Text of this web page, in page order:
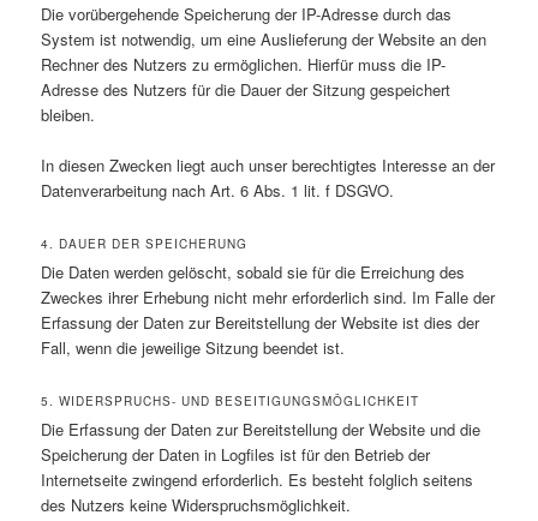
Die vorübergehende Speicherung der IP-Adresse durch das
System ist notwendig, um eine Auslieferung der Website an den
Rechner des Nutzers zu ermöglichen. Hierfür muss die IP-
Adresse des Nutzers für die Dauer der Sitzung gespeichert
bleiben.
In diesen Zwecken liegt auch unser berechtigtes Interesse an der
Datenverarbeitung nach Art. 6 Abs. 1 lit. f DSGVO.
4. DAUER DER SPEICHERUNG
Die Daten werden gelöscht, sobald sie für die Erreichung des
Zweckes ihrer Erhebung nicht mehr erforderlich sind. Im Falle der
Erfassung der Daten zur Bereitstellung der Website ist dies der
Fall, wenn die jeweilige Sitzung beendet ist.
5. WIDERSPRUCHS- UND BESEITIGUNGSMÖGLICHKEIT
Die Erfassung der Daten zur Bereitstellung der Website und die
Speicherung der Daten in Logfiles ist für den Betrieb der
Internetseite zwingend erforderlich. Es besteht folglich seitens
des Nutzers keine Widerspruchsmöglichkeit.